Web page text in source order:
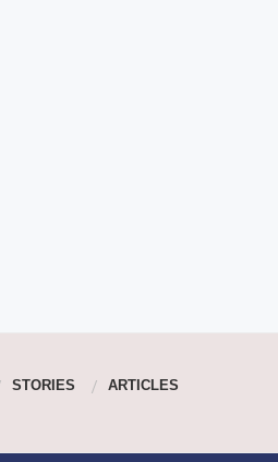
STORIES ARTICLES